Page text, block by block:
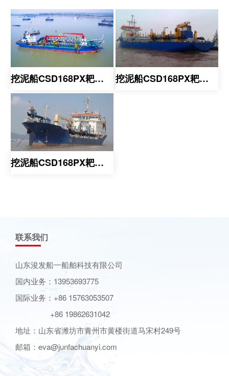
挖泥船CSD168PX耙吸系 挖泥船CSD168PX耙吸系
挖泥船CSD168PX耙吸系
联系我们
山东浚发船一船舶科技有限公司
国内业务：13953693775
国际业务：+86 15763053507
+86 19862631042
地址：山东省潍坊市青州市黄楼街道马宋村249号
邮箱：eva@junfachuanyi.com